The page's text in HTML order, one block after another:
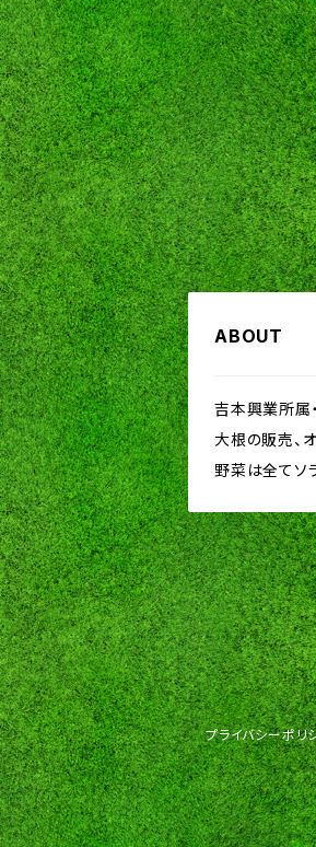
ABOUT
吉本興業所属
大根の販売、
野菜は全てソ
プライバシーポリ